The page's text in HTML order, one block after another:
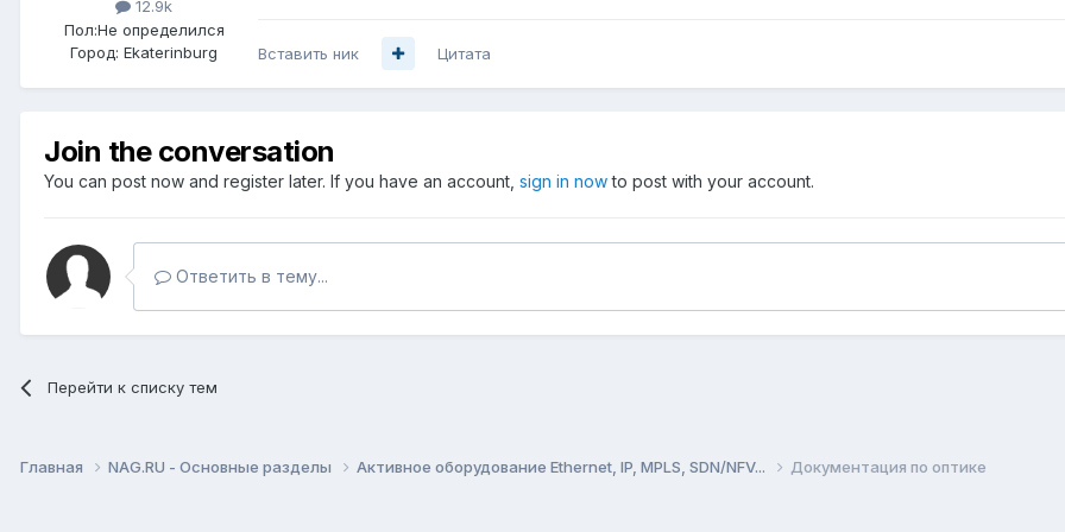
12.9k
Пол:Не определился
Город: Ekaterinburg Вставить ник Цитата
Join the conversation
You can post now and register later. If you have an account, sign in nowto post with your account.
Ответить в тему...
Перейти к списку тем
Главная NAG.RU - Основные разделы Активное оборудование Ethernet, IP, MPLS, SDN/NFV... Документация по оптике